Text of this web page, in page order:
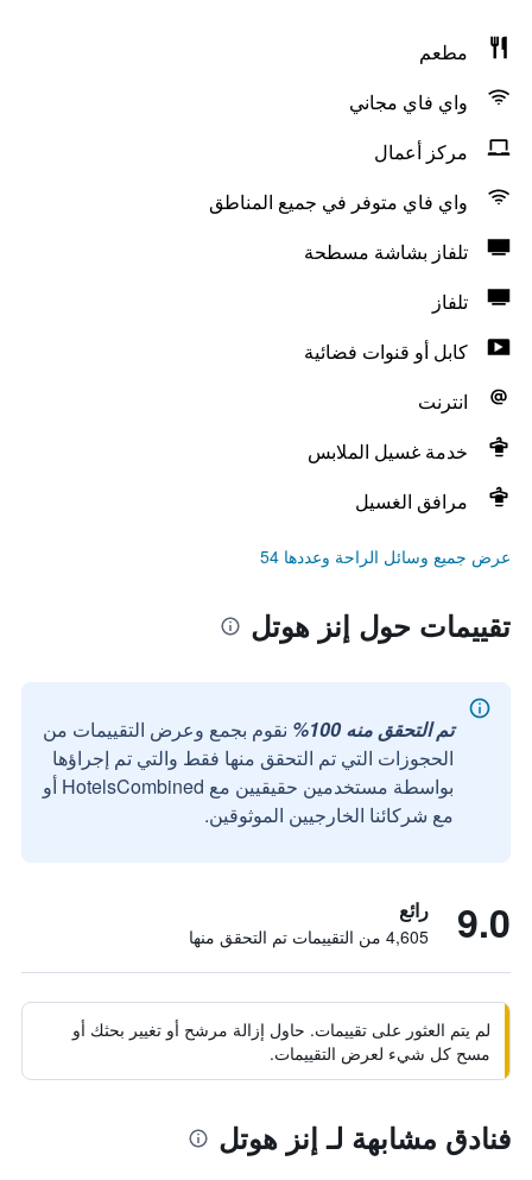
مطعم
واي فاي مجاني
مركز أعمال
واي فاي متوفر في جميع المناطق
تلفاز بشاشة مسطحة
تلفاز
كابل أو قنوات فضائية
انترنت
خدمة غسيل الملابس
مرافق الغسيل
عرض جميع وسائل الراحة وعددها 54
تقييمات حول إنز هوتل
تم التحقق منه 100%
نقوم بجمع وعرض التقييمات من
الحجوزات التي تم التحقق منها فقط والتي تم إجراؤها
بواسطة مستخدمين حقيقيين مع HotelsCombined أو
مع شركائنا الخارجيين الموثوقين.
9.0 رائع
4,605 من التقييمات تم التحقق منها
لم يتم العثور على تقييمات. حاول إزالة مرشح أو تغيير بحثك أو
مسح كل شيء لعرض التقييمات.
فنادق مشابهة لـ إنز هوتل